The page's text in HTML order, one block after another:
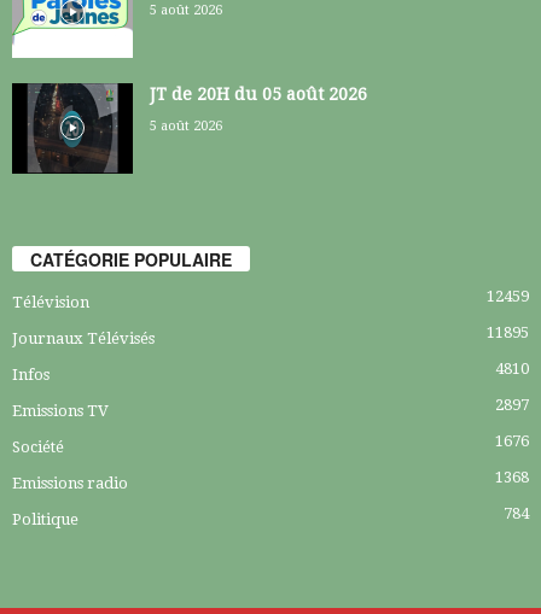
5 août 2026
JT de 20H du 05 août 2026
5 août 2026
CATÉGORIE POPULAIRE
Télévision 12459
Journaux Télévisés 11895
Infos 4810
Emissions TV 2897
Société 1676
Emissions radio 1368
Politique 784